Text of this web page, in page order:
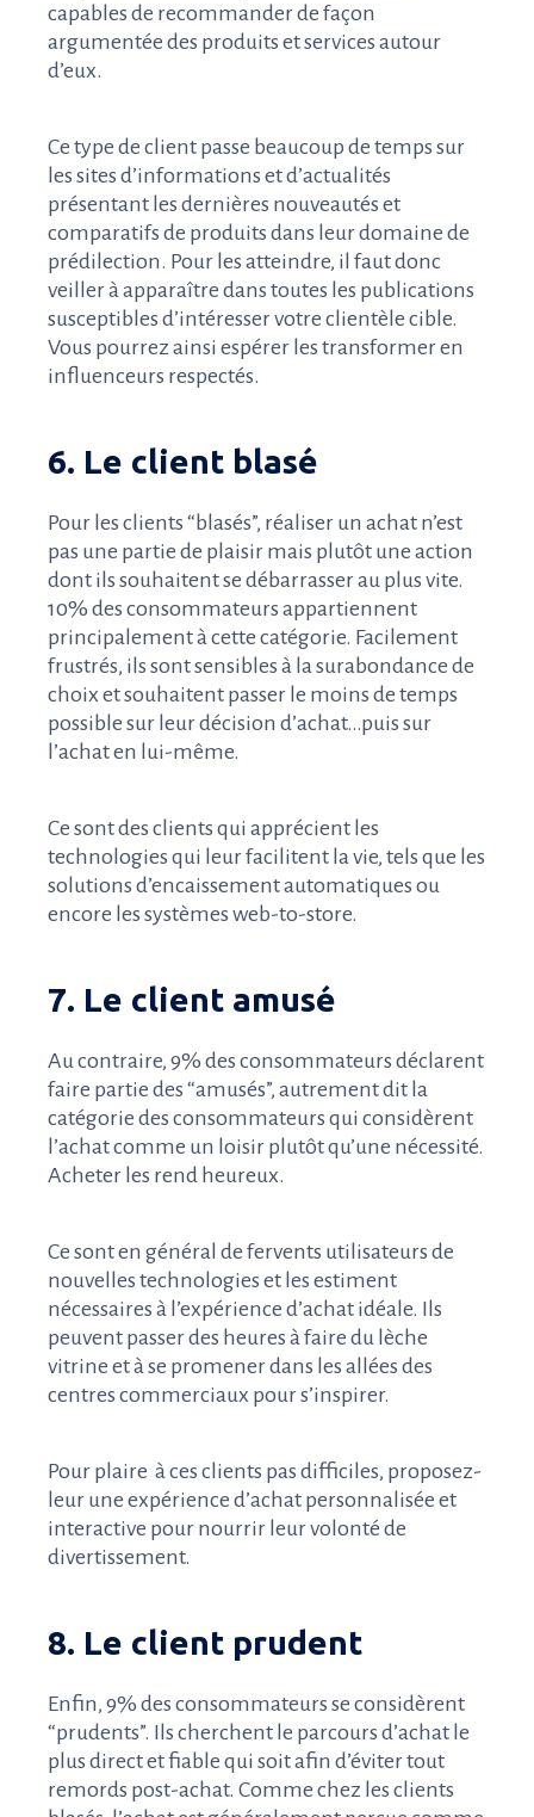
capables de recommander de façon
argumentée des produits et services autour
d’eux.
Ce type de client passe beaucoup de temps sur
les sites d’informations et d’actualités
présentant les dernières nouveautés et
comparatifs de produits dans leur domaine de
prédilection. Pour les atteindre, il faut donc
veiller à apparaître dans toutes les publications
susceptibles d’intéresser votre clientèle cible.
Vous pourrez ainsi espérer les transformer en
influenceurs respectés.
6. Le client blasé
Pour les clients “blasés”, réaliser un achat n’est
pas une partie de plaisir mais plutôt une action
dont ils souhaitent se débarrasser au plus vite.
10% des consommateurs appartiennent
principalement à cette catégorie. Facilement
frustrés, ils sont sensibles à la surabondance de
choix et souhaitent passer le moins de temps
possible sur leur décision d’achat…puis sur
l’achat en lui-même.
Ce sont des clients qui apprécient les
technologies qui leur facilitent la vie, tels que les
solutions d’encaissement automatiques ou
encore les systèmes web-to-store.
7. Le client amusé
Au contraire, 9% des consommateurs déclarent
faire partie des “amusés”, autrement dit la
catégorie des consommateurs qui considèrent
l’achat comme un loisir plutôt qu’une nécessité.
Acheter les rend heureux.
Ce sont en général de fervents utilisateurs de
nouvelles technologies et les estiment
nécessaires à l’expérience d’achat idéale. Ils
peuvent passer des heures à faire du lèche
vitrine et à se promener dans les allées des
centres commerciaux pour s’inspirer.
Pour plaire à ces clients pas difficiles, proposez-
leur une expérience d’achat personnalisée et
interactive pour nourrir leur volonté de
divertissement.
8. Le client prudent
Enfin, 9% des consommateurs se considèrent
“prudents”. Ils cherchent le parcours d’achat le
plus direct et fiable qui soit afin d’éviter tout
remords post-achat. Comme chez les clients